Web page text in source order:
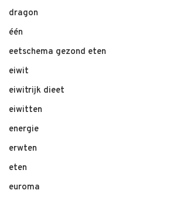
dragon
één
eetschema gezond eten
eiwit
eiwitrijk dieet
eiwitten
energie
erwten
eten
euroma